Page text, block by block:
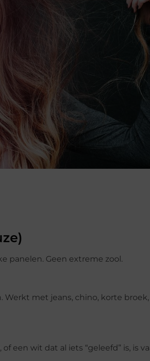
panelen. Geen extreme zool.
met jeans, chino, korte broek,
een wit dat al iets “geleefd” is, is